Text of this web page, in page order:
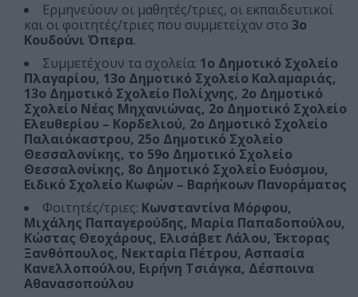
Ερμηνεύουν οι μαθητές/τριες, οι εκπαιδευτικοί
και οι φοιτητές/τριες που συμμετείχαν στο 3ο
Κουδούνι Όπερα.
Συμμετέχουν τα σχολεία: 1ο Δημοτικό Σχολείο
Πλαγαρίου, 13ο Δημοτικό Σχολείο Καλαμαριάς,
13ο Δημοτικό Σχολείο Πολίχνης, 2ο Δημοτικό
Σχολείο Νέας Μηχανιώνας, 2ο Δημοτικό Σχολείο
Ελευθερίου – Κορδελιού, 2ο Δημοτικό Σχολείο
Παλαιόκαστρου, 25ο Δημοτικό Σχολείο
Θεσσαλονίκης, το 59ο Δημοτικό Σχολείο
Θεσσαλονίκης, 8ο Δημοτικό Σχολείο Ευόσμου,
Ειδικό Σχολείο Κωφών – Βαρήκοων Πανοράματος
Φοιτητές/τριες: Κωνσταντίνα Μόρφου,
Μιχάλης Παπαγερούδης, Μαρία Παπαδοπούλου,
Κώστας Θεοχάρους, Ελισάβετ Λάλου, Έκτορας
Ξανθόπουλος, Νεκταρία Πέτρου, Ασπασία
Κανελλοπούλου, Ειρήνη Τσιάγκα, Δέσποινα
Αθανασοπούλου